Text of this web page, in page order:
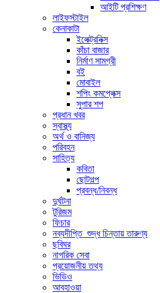
আইটি প্রশিক্ষণ
লাইফস্টাইল
কেনাকাটা
ইলেক্ট্রনিক্স
কাঁচা বাজার
নির্মাণ সামগ্রী
বই
মোবাইল
শপিং কমপ্লেক্স
সুপার শপ
প্রধান খবর
স্বাস্থ্য
অর্থ ও বানিজ্য
পরিবহন
সাহিত্য
কবিতা
ছোটগল্প
প্রবন্ধ/নিবন্ধ
দুর্ঘটনা
টুরিজম
ফিচার
নব্যদীপ্তি_শুদ্ধ চিন্তায় তারুণ্য
ছবিঘর
নাগরিক সেবা
প্রয়োজনীয় তথ্য
ভিডিও
আবহাওয়া